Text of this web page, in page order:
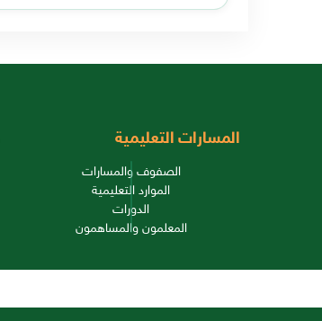
المسارات التعليمية
الصفوف والمسارات
الموارد التعليمية
الدورات
المعلمون والمساهمون